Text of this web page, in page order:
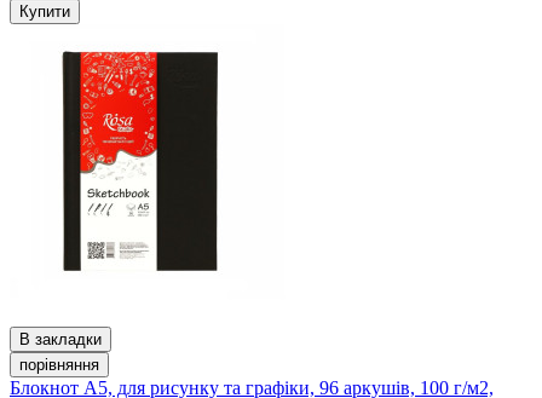
Купити
В закладки
порівняння
Блокнот А5, для рисунку та графіки, 96 аркушів, 100 г/м2,